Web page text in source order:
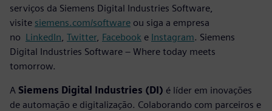
serviços da Siemens Digital Industries Software,
visite siemens.com/software ou siga a empresa
no LinkedIn Twitter, Facebook e Instagram. Siemens
Digital Industries Software – Where today meets
tomorrow.
A Siemens Digital Industries (DI) é líder em inovações
de automação e digitalização. Colaborando com parceiros e